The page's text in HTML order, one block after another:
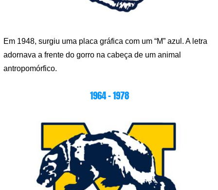
Em 1948, surgiu uma placa gráfica com um “M” azul. A letra
adornava a frente do gorro na cabeça de um animal
antropomórfico.
1964 – 1978